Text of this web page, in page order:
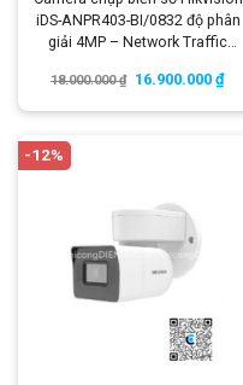
iDS-ANPR403-BI/0832 độ phân
giải 4MP – Network Traffic
18.000.000₫ 16.900.000₫
-12%